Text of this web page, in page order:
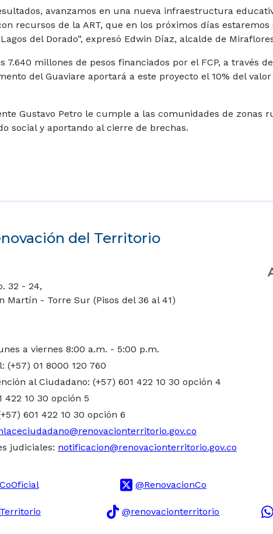
avanzamos en una nueva infraestructura
recursos de la ART, que en los próximos días estaremos
del Dorado”, expresó Edwin Díaz, alcalde de
millones de pesos financiados por el FCP, a través
del Guaviare aportará a este proyecto el 10% del
Gustavo Petro le cumple a las comunidades de zonas
social y aportando al cierre de brechas.
del Territorio
32 - 24,
Martín - Torre Sur (Pisos del 36 al 41)
a viernes 8:00 a.m. - 5:00 p.m.
(+57) 01 8000 120 760
al Ciudadano: (+57) 601 422 10 30 opción 4
422 10 30 opción 5
601 422 10 30 opción 6
judiciales: notificacion@renovacionterritorio.gov.co
@RenovacionCo
@renovacionterritorio